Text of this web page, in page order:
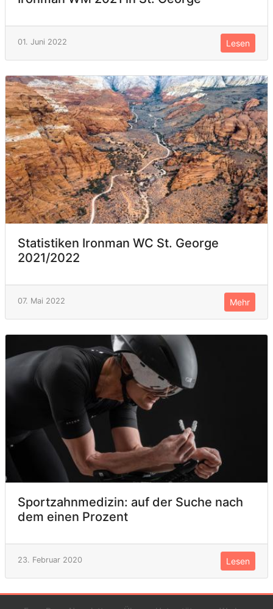
01. Juni 2022 Lesen
Statistiken Ironman WC St. George
2021/2022
07. Mai 2022 Mehr
Sportzahnmedizin: auf der Suche nach
dem einen Prozent
23. Februar 2020 Lesen